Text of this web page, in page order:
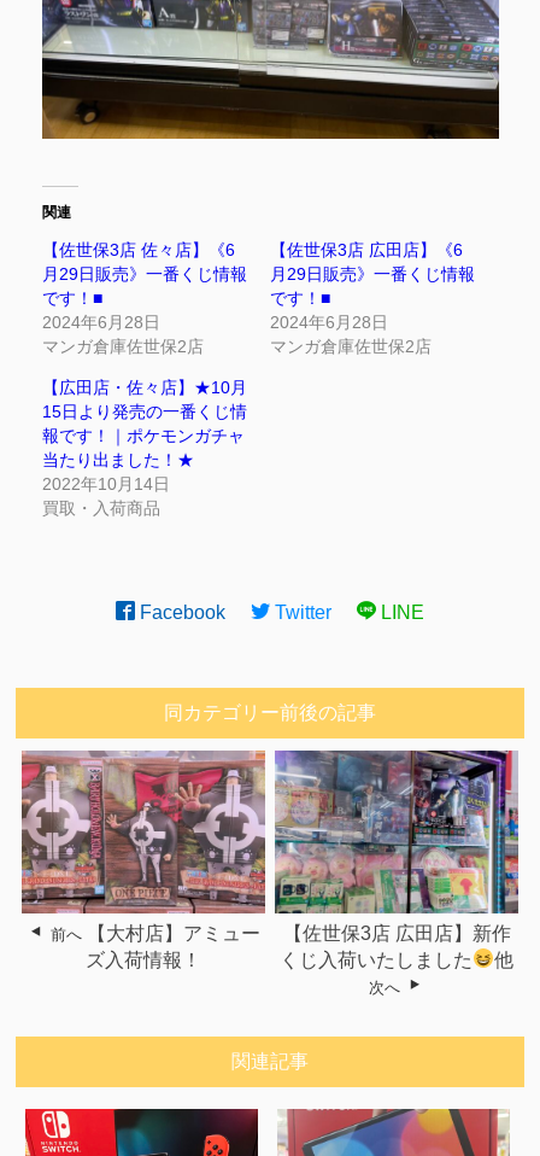
関連
【佐世保3店 佐々店】《6
月29日販売》一番くじ情報
です！■
2024年6月28日
マンガ倉庫佐世保2店
【佐世保3店 広田店】《6
月29日販売》一番くじ情報
です！■
2024年6月28日
マンガ倉庫佐世保2店
【広田店・佐々店】★10月
15日より発売の一番くじ情
報です！｜ポケモンガチャ
当たり出ました！★
2022年10月14日
買取・入荷商品
Facebook Twitter LINE
同カテゴリー前後の記事
前へ
【大村店】アミュー
ズ入荷情報！
【佐世保3店 広田店】新作
くじ入荷いたしました
他
次へ
関連記事